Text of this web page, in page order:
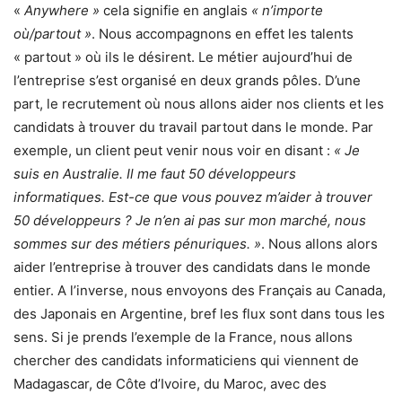
« Anywhere » cela signifie en anglais « n’importe
où/partout ». Nous accompagnons en effet les talents
« partout » où ils le désirent. Le métier aujourd’hui de
l’entreprise s’est organisé en deux grands pôles. D’une
part, le recrutement où nous allons aider nos clients et les
candidats à trouver du travail partout dans le monde. Par
exemple, un client peut venir nous voir en disant : « Je
suis en Australie. Il me faut 50 développeurs
informatiques. Est-ce que vous pouvez m’aider à trouver
50 développeurs ? Je n’en ai pas sur mon marché, nous
sommes sur des métiers pénuriques. ». Nous allons alors
aider l’entreprise à trouver des candidats dans le monde
entier. A l’inverse, nous envoyons des Français au Canada,
des Japonais en Argentine, bref les flux sont dans tous les
sens. Si je prends l’exemple de la France, nous allons
chercher des candidats informaticiens qui viennent de
Madagascar, de Côte d’Ivoire, du Maroc, avec des